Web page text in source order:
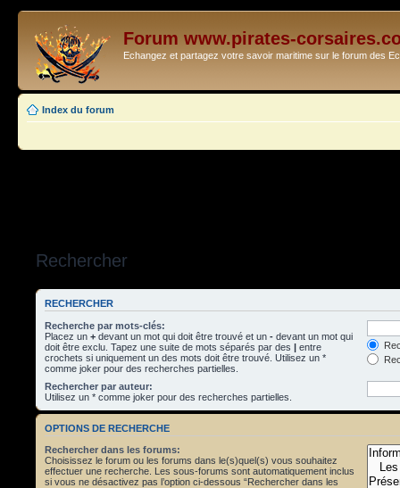
Forum www.pirates-
Echangez et partagez votre savoir maritime sur le forum des
Index du forum
Rechercher
RECHERCHER
Recherche par mots-clés:
Placez un + devant un mot qui doit être trouvé et un - devant un mot qui
doit être exclu. Tapez une suite de mots séparés par des | entre
crochets si uniquement un des mots doit être trouvé. Utilisez un *
comme joker pour des recherches partielles.
Rechercher par auteur:
Utilisez un * comme joker pour des recherches partielles.
OPTIONS DE RECHERCHE
Rechercher dans les forums:
Choisissez le forum ou les forums dans le(s)quel(s) vous souhaitez
effectuer une recherche. Les sous-forums sont automatiquement inclus
si vous ne désactivez pas l’option ci-dessous “Rechercher dans les